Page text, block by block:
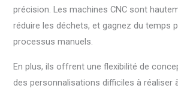
précision. Les machines CNC sont
réduire les déchets, et gagnez du temps
processus manuels.
En plus, ils offrent une flexibilité de
des personnalisations difficiles à réaliser